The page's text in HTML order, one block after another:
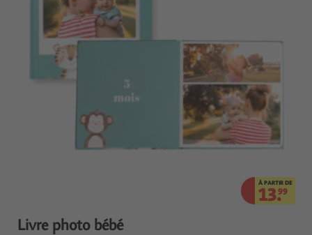
À PARTIR DE
13.99
Livre photo bébé